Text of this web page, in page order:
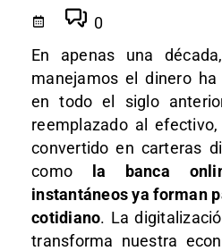
0
En apenas una
manejamos el dinero
en todo el siglo
reemplazado al
convertido en carteras
como
la banca
instantáneos ya forman
cotidiano. La
transforma nuestra